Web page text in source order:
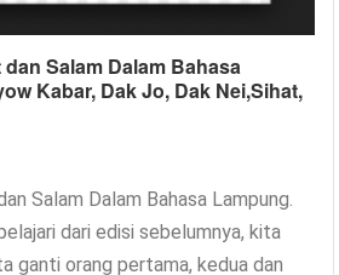
Salam Dalam Bahasa
Kabar, Dak Jo, Dak Nei,Sihat,
Salam Dalam Bahasa Lampung.
dari edisi sebelumnya, kita
ganti orang pertama, kedua dan